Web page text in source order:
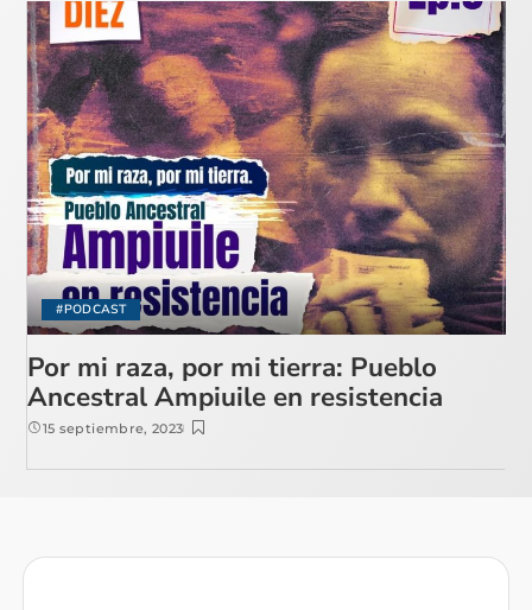
#PODCAST
Por mi raza, por mi tierra: Pueblo
Ancestral Ampiuile en resistencia
15 septiembre, 2023